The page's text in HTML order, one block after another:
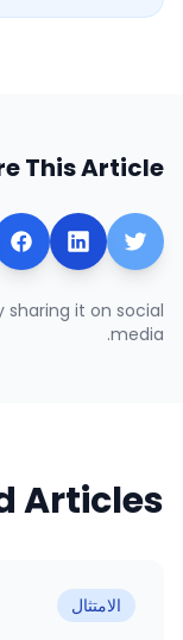
This Article
sharing it on social
media.
Articles
الامتثال